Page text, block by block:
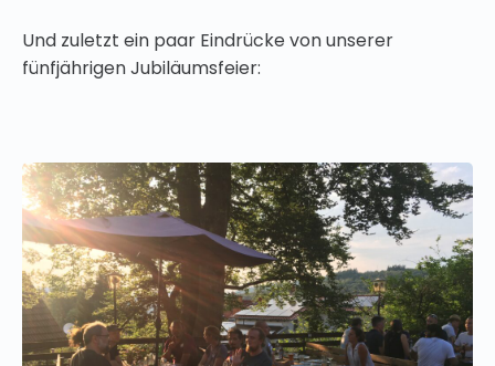
Und zuletzt ein paar Eindrücke von unserer
fünfjährigen Jubiläumsfeier: